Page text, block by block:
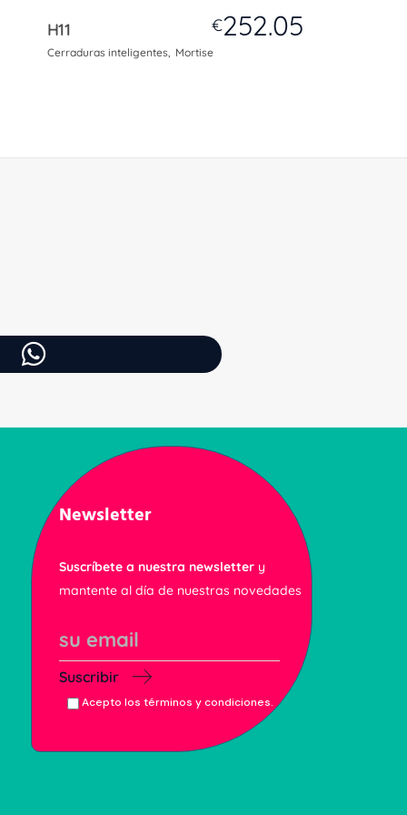
H11 €252.05
Cerraduras inteligentes Mortise
Newsletter
Suscríbete a nuestra newsletter y
mantente al día de nuestras novedades
Suscribir
Acepto los términos y condiciones.